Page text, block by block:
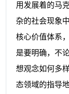
用发展着的马
杂的社会现象
核心价值体系
是要明确，不
想观念如何多
态领域的指导